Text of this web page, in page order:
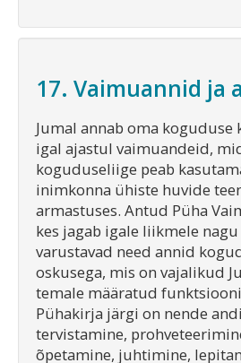
17. Vaimuannid ja
Jumal annab oma
igal ajastul vaimuandeid,
koguduseliige peab
inimkonna ühiste huvide
armastuses. Antud Püha
kes jagab igale liikmele
varustavad need annid
oskusega, mis on vajalikud
temale määratud
Pühakirja järgi on nende
tervistamine,
õpetamine, juhtimine,